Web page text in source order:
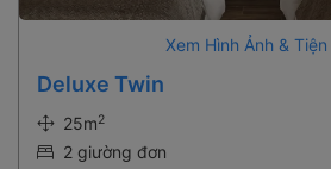
Xem Hình Ảnh &
Deluxe Twin
25m2
2 giường đơn